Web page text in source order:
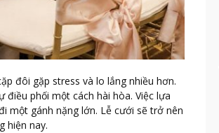
đôi gặp stress và lo lắng nhiều hơn.
phối một cách hài hòa. Việc lựa
một gánh nặng lớn. Lễ cưới sẽ trở nên
hiện nay.